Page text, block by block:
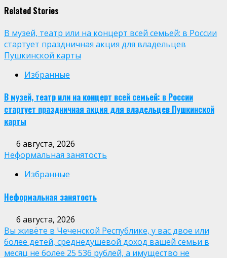
Related Stories
В музей, театр или на концерт всей семьей: в России
стартует праздничная акция для владельцев
Пушкинской карты
Избранные
В музей, театр или на концерт всей семьей: в России
стартует праздничная акция для владельцев Пушкинской
карты
6 августа, 2026
Неформальная занятость
Избранные
Неформальная занятость
6 августа, 2026
Вы живёте в Чеченской Республике, у вас двое или
более детей, среднедушевой доход вашей семьи в
месяц не более 25 536 рублей, а имущество не